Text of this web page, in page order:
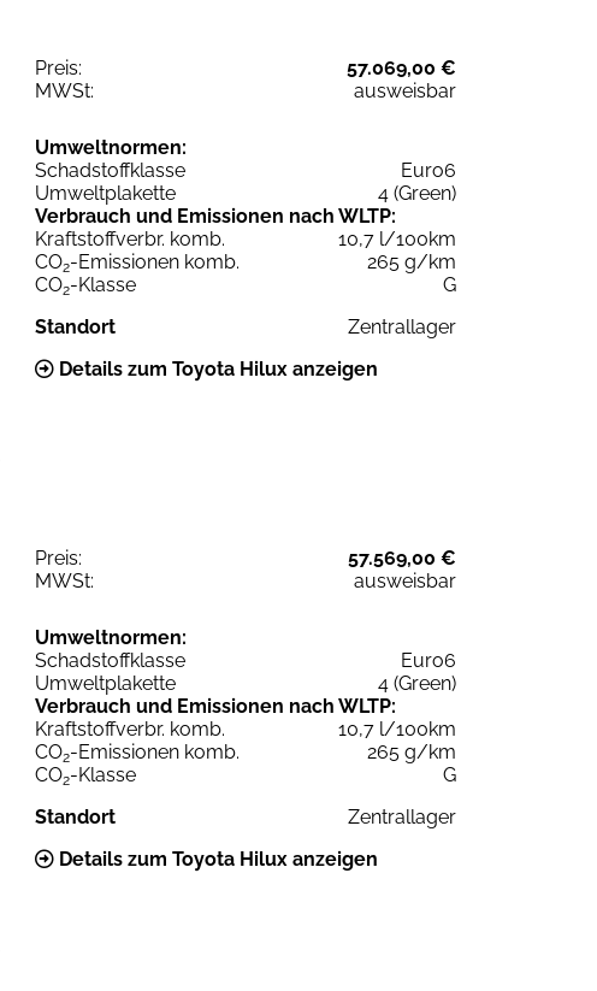
Preis:
57.069,00 €
MWSt:
ausweisbar
Umweltnormen:
Schadstoffklasse
Euro6
Umweltplakette
4 (Green)
Verbrauch und Emissionen nach WLTP:
Kraftstoffverbr. komb.
10,7 l/100km
CO2-Emissionen komb.
265 g/km
CO2-Klasse
G
Standort
Zentrallager
Details zum Toyota Hilux anzeigen
Preis:
57.569,00 €
MWSt:
ausweisbar
Umweltnormen:
Schadstoffklasse
Euro6
Umweltplakette
4 (Green)
Verbrauch und Emissionen nach WLTP:
Kraftstoffverbr. komb.
10,7 l/100km
CO2-Emissionen komb.
265 g/km
CO2-Klasse
G
Standort
Zentrallager
Details zum Toyota Hilux anzeigen